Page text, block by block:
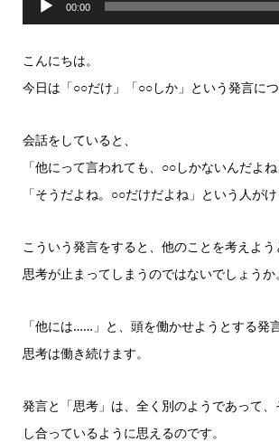
声
プ
レ
ヤ
ー
00:00
こんにちは。
今日は「○○だけ」「○○しか」という発言につ
会話をしていると、
「他にって言われても、○○しかないんだよね
「そうだよね。○○だけだよね」という人がけ
こういう発言をすると、他のことを考えよう
思考が止まってしまうのではないでしょうか。
「他には……」と、頭を働かせようとする発
思考は働き続けます。
発言と「思考」は、全く別のようであって
し合っているように思えるのです。